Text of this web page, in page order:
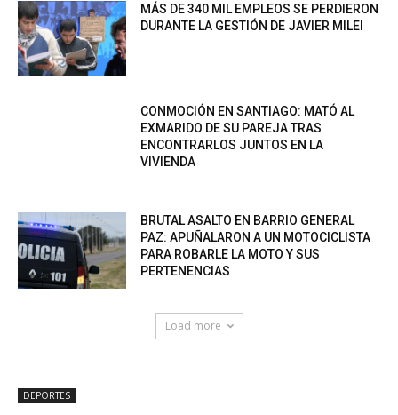
MÁS DE 340 MIL EMPLEOS SE PERDIERON
DURANTE LA GESTIÓN DE JAVIER MILEI
CONMOCIÓN EN SANTIAGO: MATÓ AL
EXMARIDO DE SU PAREJA TRAS
ENCONTRARLOS JUNTOS EN LA
VIVIENDA
BRUTAL ASALTO EN BARRIO GENERAL
PAZ: APUÑALARON A UN MOTOCICLISTA
PARA ROBARLE LA MOTO Y SUS
PERTENENCIAS
Load more